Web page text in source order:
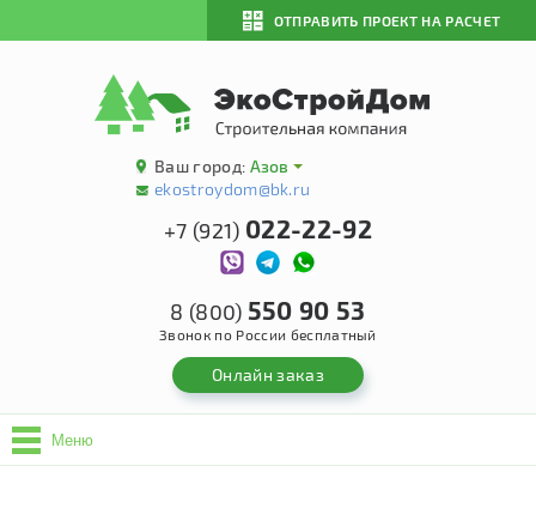
ОТПРАВИТЬ ПРОЕКТ НА РАСЧЕТ
Ваш город: Азов
ekostroydom@bk.ru
+7 (921) 022-22-92
8 (800) 550 90 53
Звонок по России бесплатный
Онлайн заказ
Меню